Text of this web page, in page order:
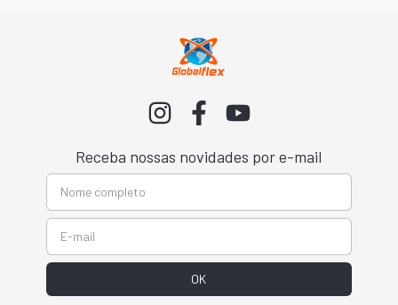
Receba nossas novidades por e-mail